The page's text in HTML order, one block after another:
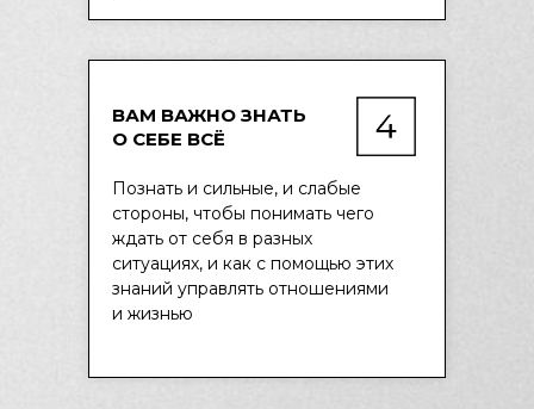
Познать и сильные, и слабые
стороны, чтобы понимать чего
ждать от себя в разных
ситуациях, и как с помощью этих
знаний управлять отношениями
и жизнью
ВАМ ВАЖНО ЗНАТЬ
О СЕБЕ ВСЁ